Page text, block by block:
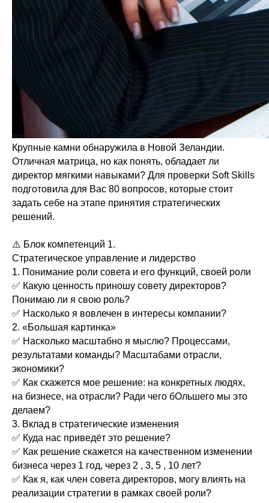
Крупные камни обнаружила в Новой Зеландии.
Отличная матрица, но как понять, обладает ли
директор мягкими навыками? Для проверки Soft Skills
подготовила для Вас 80 вопросов, которые стоит
задать себе на этапе принятия стратегических
решений.
⚠️ Блок компетенций 1.
Стратегическое управление и лидерство
1. Понимание роли совета и его функций, своей роли
✅ Какую ценность приношу совету директоров?
Понимаю ли я свою роль?
✅ Насколько я вовлечен в интересы компании?
2. «Большая картинка»
✅ Насколько масштабно я мыслю? Процессами,
результатами команды? Масштабами отрасли,
экономики?
✅ Как скажется мое решение: на конкретных людях,
на бизнесе, на отрасли? Ради чего бОльшего мы это
делаем?
3. Вклад в стратегические изменения
✅ Куда нас приведёт это решение?
✅ Как решение скажется на качественном изменении
бизнеса через 1 год, через 2 , 3, 5 , 10 лет?
✅ Как я, как член совета директоров, могу влиять на
реализации стратегии в рамках своей роли?